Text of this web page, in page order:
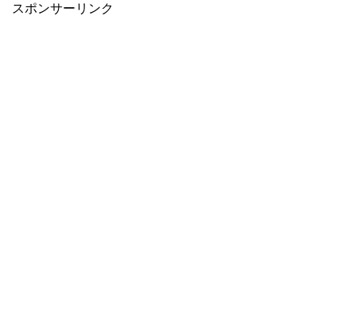
スポンサーリンク